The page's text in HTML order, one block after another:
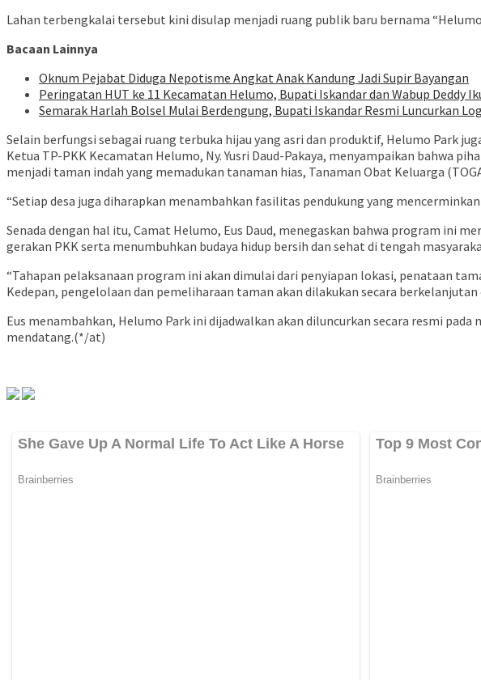
Lahan terbengkalai tersebut kini disulap menjadi ruang publik baru bernama
Bacaan Lainnya
Oknum Pejabat Diduga Nepotisme Angkat Anak Kandung Jadi Supir Bayangan
Peringatan HUT ke 11 Kecamatan Helumo, Bupati Iskandar dan Wabup Deddy
Semarak Harlah Bolsel Mulai Berdengung, Bupati Iskandar Resmi Luncurkan
Selain berfungsi sebagai ruang terbuka hijau yang asri dan produktif, Helumo Park
Ketua TP-PKK Kecamatan Helumo, Ny. Yusri Daud-Pakaya, menyampaikan bahwa
menjadi taman indah yang memadukan tanaman hias, Tanaman Obat Keluarga
“Setiap desa juga diharapkan menambahkan fasilitas pendukung yang
Senada dengan hal itu, Camat Helumo, Eus Daud, menegaskan bahwa program ini
gerakan PKK serta menumbuhkan budaya hidup bersih dan sehat di tengah
“Tahapan pelaksanaan program ini akan dimulai dari penyiapan lokasi, penataan
Kedepan, pengelolaan dan pemeliharaan taman akan dilakukan secara
Eus menambahkan, Helumo Park ini dijadwalkan akan diluncurkan secara resmi
mendatang.(*/at)